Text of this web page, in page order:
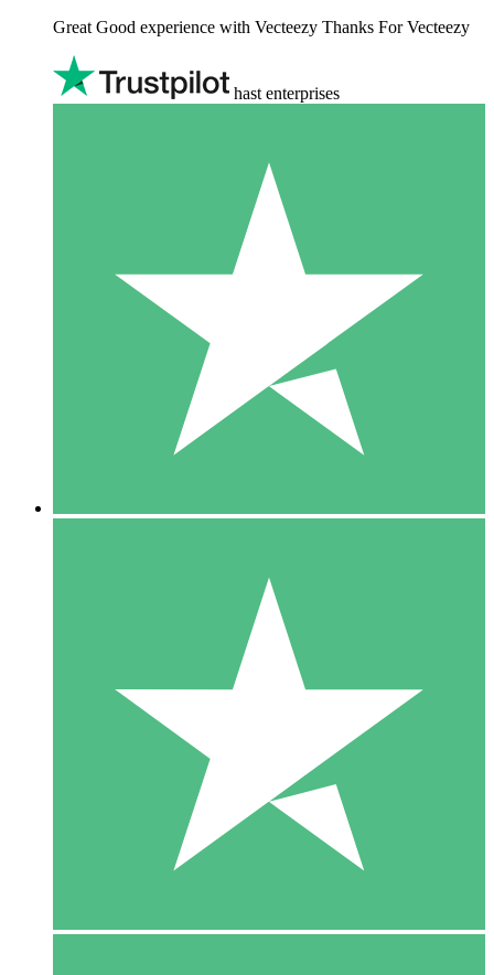
Great Good experience with Vecteezy Thanks For Vecteezy
hast enterprises